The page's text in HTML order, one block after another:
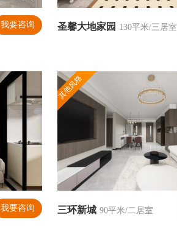
我要咨询 圣馨大地家园 130平米/三居室
我要咨询
其他风格
三环新城 90平米/二居室